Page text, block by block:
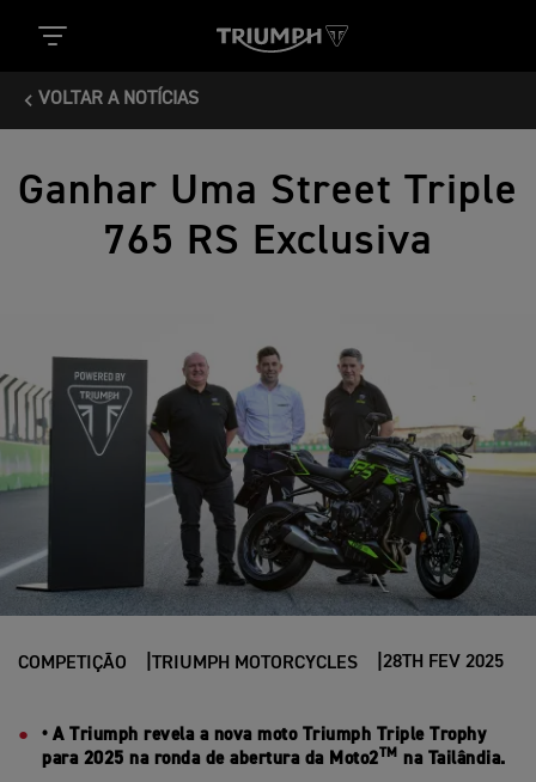
VOLTAR A NOTÍCIAS
Ganhar Uma Street Triple
765 RS Exclusiva
COMPETIÇÃO TRIUMPH MOTORCYCLES 28TH FEV 2025
• A Triumph revela a nova moto Triumph Triple Trophy
para 2025 na ronda de abertura da Moto2TM na Tailândia.